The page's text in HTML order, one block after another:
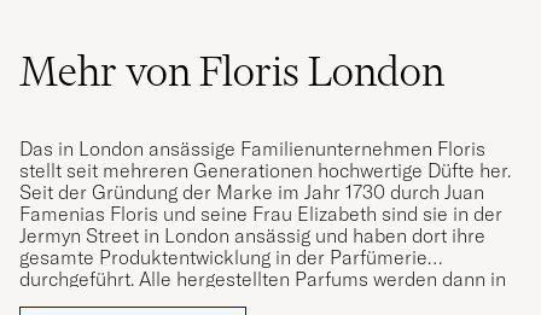
Mehr von Floris London
Das in London ansässige Familienunternehmen Floris
stellt seit mehreren Generationen hochwertige Düfte her.
Seit der Gründung der Marke im Jahr 1730 durch Juan
Famenias Floris und seine Frau Elizabeth sind sie in der
Jermyn Street in London ansässig und haben dort ihre
gesamte Produktentwicklung in der Parfümerie
durchgeführt. Alle hergestellten Parfums werden dann in
einem eigenen Werk in Devon, England, hergestellt. Heute